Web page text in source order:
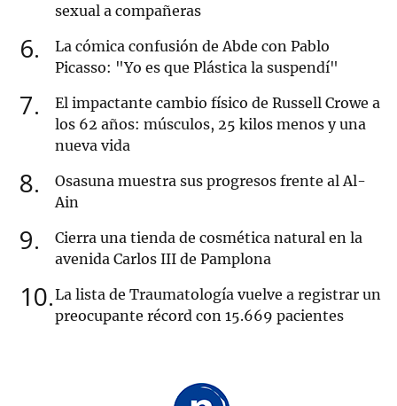
sexual a compañeras
6
La cómica confusión de Abde con Pablo
Picasso: "Yo es que Plástica la suspendí"
7
El impactante cambio físico de Russell Crowe a
los 62 años: músculos, 25 kilos menos y una
nueva vida
8
Osasuna muestra sus progresos frente al Al-
Ain
9
Cierra una tienda de cosmética natural en la
avenida Carlos III de Pamplona
10 La lista de Traumatología vuelve a registrar un
preocupante récord con 15.669 pacientes